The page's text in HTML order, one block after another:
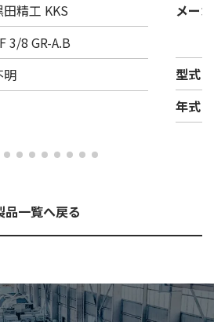
田精工 KKS
3/8 GR-A.B
明
メー
型式
年式
品一覧へ戻る